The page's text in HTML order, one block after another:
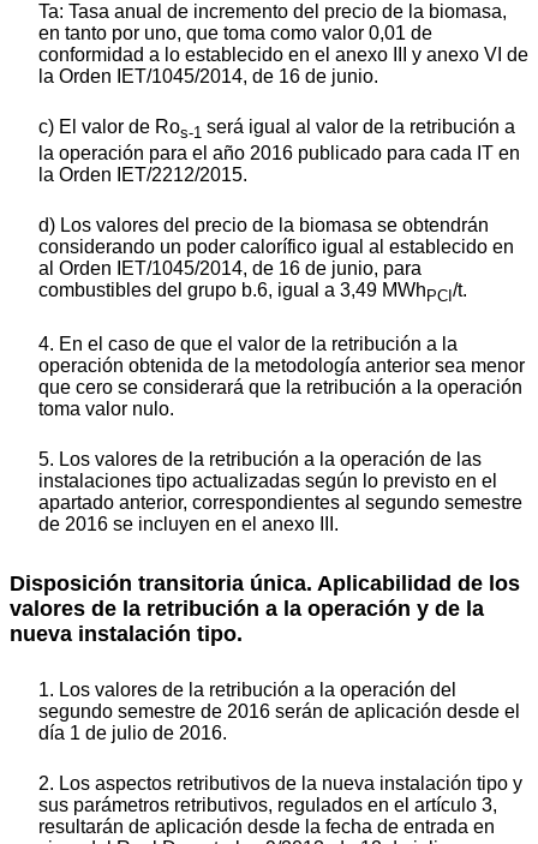
Ta: Tasa anual de incremento del precio de la biomasa,
en tanto por uno, que toma como valor 0,01 de
conformidad a lo establecido en el anexo III y anexo VI de
la Orden IET/1045/2014, de 16 de junio.
c) El valor de Ros-1 será igual al valor de la retribución a
la operación para el año 2016 publicado para cada IT en
la Orden IET/2212/2015.
d) Los valores del precio de la biomasa se obtendrán
considerando un poder calorífico igual al establecido en
al Orden IET/1045/2014, de 16 de junio, para
combustibles del grupo b.6, igual a 3,49 MWhPCI/t.
4. En el caso de que el valor de la retribución a la
operación obtenida de la metodología anterior sea menor
que cero se considerará que la retribución a la operación
toma valor nulo.
5. Los valores de la retribución a la operación de las
instalaciones tipo actualizadas según lo previsto en el
apartado anterior, correspondientes al segundo semestre
de 2016 se incluyen en el anexo III.
Disposición transitoria única. Aplicabilidad de los
valores de la retribución a la operación y de la
nueva instalación tipo.
1. Los valores de la retribución a la operación del
segundo semestre de 2016 serán de aplicación desde el
día 1 de julio de 2016.
2. Los aspectos retributivos de la nueva instalación tipo y
sus parámetros retributivos, regulados en el artículo 3,
resultarán de aplicación desde la fecha de entrada en